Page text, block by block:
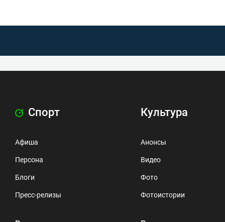
Спорт
Афиша
Персона
Блоги
Пресс-релизы
Культура
Анонсы
Видео
Фото
Фотоистории